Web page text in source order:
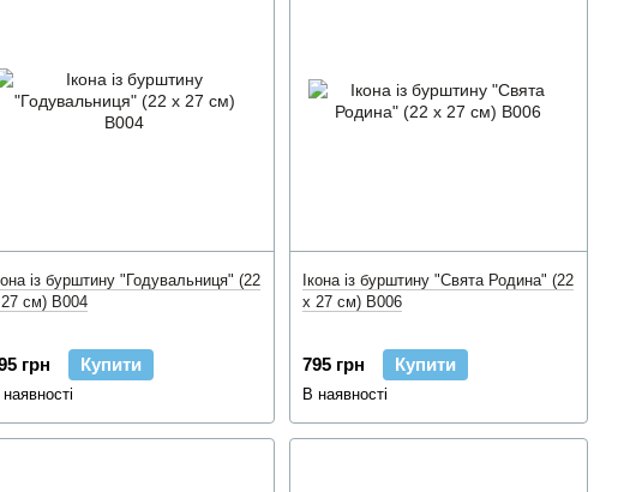
із бурштину "Годувальниця" (22
см) B004
грн Купити
Ікона із бурштину "Свята Родина" (22
x 27 см) B006
795 грн Купити
В наявності